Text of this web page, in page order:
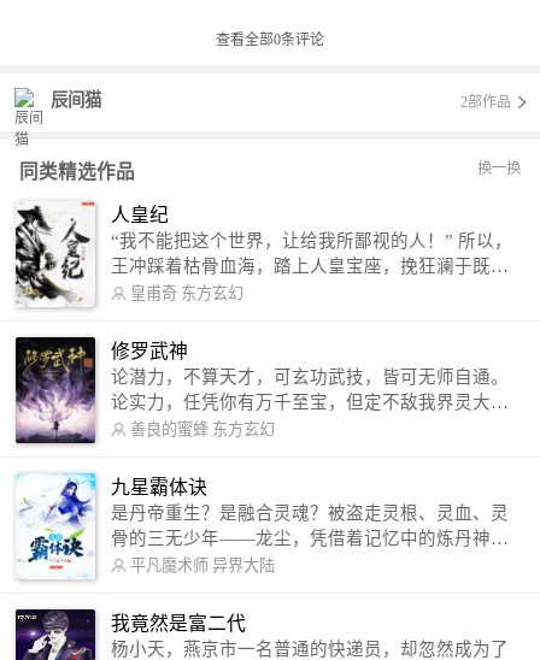
查看全部0条评论
辰间猫 2部作品
同类精选作品 换一换
人皇纪
“我不能把这个世界，让给我所鄙视的人！” 所以，
王冲踩着枯骨血海，踏上人皇宝座，挽狂澜于既
倒，扶大厦之将倾，成就了一段无上的传说！ 微信
微博：皇甫奇（地址：http://weibo.com/u/25284575
87） QQ交流群：320238210【普通群】 574501330
【VIP订阅群】 欢迎大家关注。
皇甫奇 东方玄幻
修罗武神
论潜力，不算天才，可玄功武技，皆可无师自通。
论实力，任凭你有万千至宝，但定不敌我界灵大
军。 我是谁？天下众生视我为修罗，却不知，我以
信公众号：善良的蜜蜂后援会）
善良的蜜蜂 东方玄幻
九星霸体诀
是丹帝重生？是融合灵魂？被盗走灵根、灵血、灵
骨的三无少年——龙尘，凭借着记忆中的炼丹神
术，修行神秘功法九星霸体诀，拨开重重迷雾，解
勾搭各色美女，镇压恶鬼邪神。 江湖传闻：龙
尘一到，地吼天啸。龙尘一出，鬼泣神哭。 本
平凡魔术师 异界大陆
我竟然是富二代
杨小天，燕京市一名普通的快递员，却忽然成为了